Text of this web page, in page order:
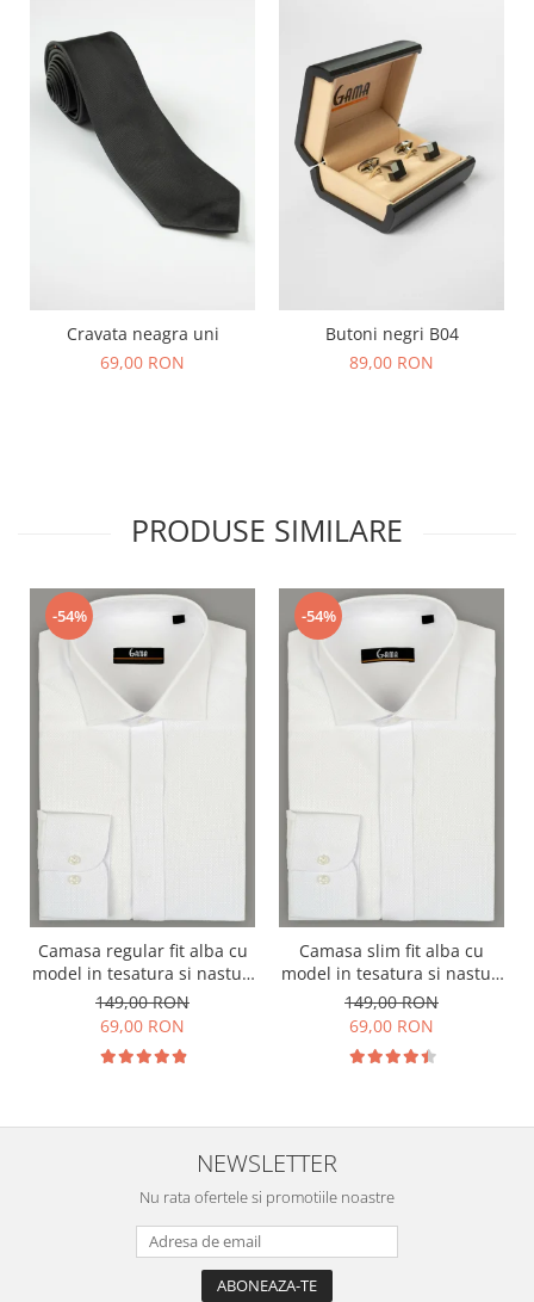
Cravata neagra uni
69,00 RON
Butoni negri B04
89,00 RON
PRODUSE SIMILARE
-54%
Camasa regular fit alba cu
model in tesatura si nasturi
ascunsi
149,00 RON
69,00 RON
-54%
Camasa slim fit alba cu
model in tesatura si nasturi
ascunsi
149,00 RON
69,00 RON
NEWSLETTER
Nu rata ofertele si promotiile noastre